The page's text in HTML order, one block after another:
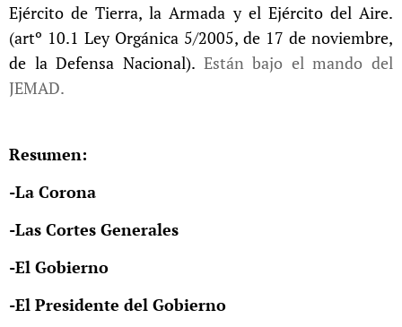
Ejército de Tierra, la Armada y el Ejército del Aire.
(artº 10.1 Ley Orgánica 5/2005, de 17 de noviembre,
de la Defensa Nacional). Están bajo el mando del
JEMAD.
Resumen:
-La Corona
-Las Cortes Generales
-El Gobierno
-El Presidente del Gobierno